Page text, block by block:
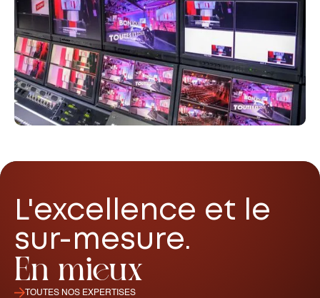
L'excellence et le
sur-mesure.
En mieux
TOUTES NOS EXPERTISES